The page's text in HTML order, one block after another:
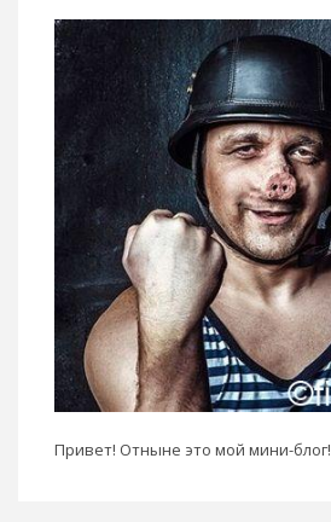
Привет! Отныне это мой мини-блог!